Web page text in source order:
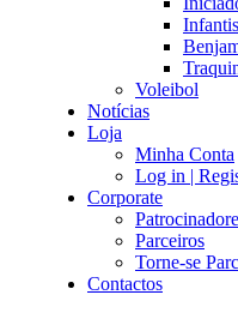
Infantis
Voleibol
Notícias
Loja
Minha Conta
Log in |
Corporate
Parceiros
Torne-se
Contactos